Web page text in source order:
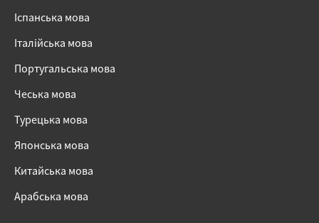
Іспанська мова
Італійська мова
Португальська мова
Чеська мова
Турецька мова
Японська мова
Китайська мова
Арабська мова